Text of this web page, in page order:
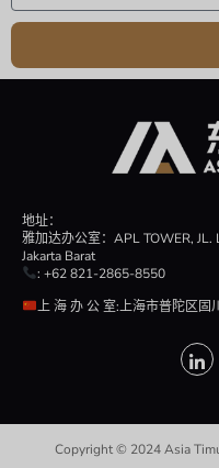
地址：
雅加达办公室：APL TOWER, JL.
Jakarta Barat
: +62 821-2865-8550
上 海 办 公 室:上海市普陀区
Copyright © 2024 Asia